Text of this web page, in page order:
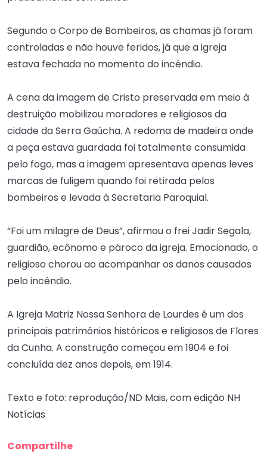
Segundo o Corpo de Bombeiros, as chamas já foram
controladas e não houve feridos, já que a igreja
estava fechada no momento do incêndio.
A cena da imagem de Cristo preservada em meio à
destruição mobilizou moradores e religiosos da
cidade da Serra Gaúcha. A redoma de madeira onde
a peça estava guardada foi totalmente consumida
pelo fogo, mas a imagem apresentava apenas leves
marcas de fuligem quando foi retirada pelos
bombeiros e levada à Secretaria Paroquial.
“Foi um milagre de Deus”, afirmou o frei Jadir Segala,
guardião, ecônomo e pároco da igreja. Emocionado, o
religioso chorou ao acompanhar os danos causados
pelo incêndio.
A Igreja Matriz Nossa Senhora de Lourdes é um dos
principais patrimônios históricos e religiosos de Flores
da Cunha. A construção começou em 1904 e foi
concluída dez anos depois, em 1914.
Texto e foto: reprodução/ND Mais, com edição NH
Notícias
Compartilhe